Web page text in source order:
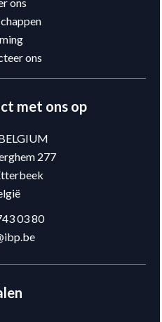
ons
met ons op
277
03 80